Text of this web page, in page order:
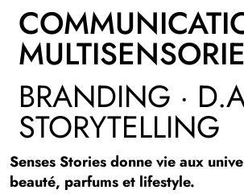
BRANDING ·
STORYTELLING
Senses Stories donne vie aux
beauté, parfums et lifestyle.